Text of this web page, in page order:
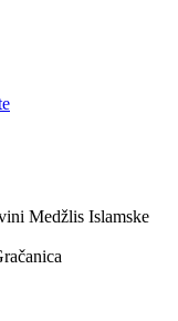
Medžlis Islamske